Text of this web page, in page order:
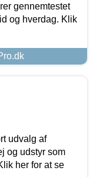
gennemtestet
og hverdag. Klik
udvalg af
og udstyr som
her for at se